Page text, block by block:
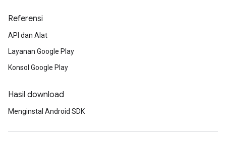
Referensi
API dan Alat
Layanan Google Play
Konsol Google Play
Hasil download
Menginstal Android SDK